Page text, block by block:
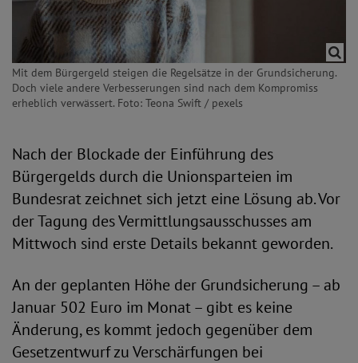
Mit dem Bürgergeld steigen die Regelsätze in der Grundsicherung.
Doch viele andere Verbesserungen sind nach dem Kompromiss
erheblich verwässert. Foto: Teona Swift / pexels
Nach der Blockade der Einführung des
Bürgergelds durch die Unionsparteien im
Bundesrat zeichnet sich jetzt eine Lösung ab. Vor
der Tagung des Vermittlungsausschusses am
Mittwoch sind erste Details bekannt geworden.
An der geplanten Höhe der Grundsicherung – ab
Januar 502 Euro im Monat – gibt es keine
Änderung, es kommt jedoch gegenüber dem
Gesetzentwurf zu Verschärfungen bei